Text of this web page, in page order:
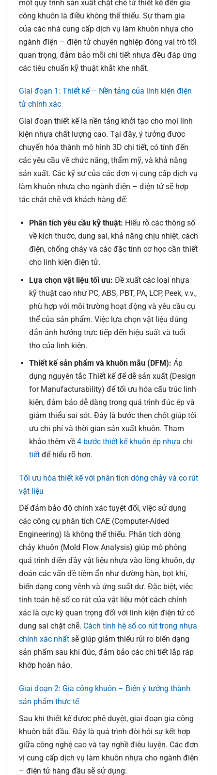
một quy trình sản xuất chặt chẽ từ thiết kế đến gia
công khuôn là điều không thể thiếu. Sự tham gia
của các nhà cung cấp dịch vụ làm khuôn nhựa cho
ngành điện – điện tử chuyên nghiệp đóng vai trò tối
quan trọng, đảm bảo mỗi chi tiết nhựa đều đáp ứng
các tiêu chuẩn kỹ thuật khắt khe nhất.
Giai đoạn 1: Thiết kế – Nền tảng của linh kiện điện
tử chính xác
Giai đoạn thiết kế là nền tảng khởi tạo cho mọi linh
kiện nhựa chất lượng cao. Tại đây, ý tưởng được
chuyển hóa thành mô hình 3D chi tiết, có tính đến
các yêu cầu về chức năng, thẩm mỹ, và khả năng
sản xuất. Các kỹ sư của các đơn vị cung cấp dịch vụ
làm khuôn nhựa cho ngành điện – điện tử sẽ hợp
tác chặt chẽ với khách hàng để:
Phân tích yêu cầu kỹ thuật: Hiểu rõ các thông số
về kích thước, dung sai, khả năng chịu nhiệt, cách
điện, chống cháy và các đặc tính cơ học cần thiết
cho linh kiện điện tử.
Lựa chọn vật liệu tối ưu: Đề xuất các loại nhựa
kỹ thuật cao như PC, ABS, PBT, PA, LCP, Peek, v.v.,
phù hợp với môi trường hoạt động và yêu cầu cụ
thể của sản phẩm. Việc lựa chọn vật liệu đúng
đắn ảnh hưởng trực tiếp đến hiệu suất và tuổi
thọ của linh kiện.
Thiết kế sản phẩm và khuôn mẫu (DFM): Áp
dụng nguyên tắc Thiết kế để dễ sản xuất (Design
for Manufacturability) để tối ưu hóa cấu trúc linh
kiện, đảm bảo dễ dàng trong quá trình đúc ép và
giảm thiểu sai sót. Đây là bước then chốt giúp tối
ưu chi phí và thời gian sản xuất khuôn. Tham
khảo thêm về 4 bước thiết kế khuôn ép nhựa chi
tiếtđể hiểu rõ hơn.
Tối ưu hóa thiết kế với phân tích dòng chảy và co rút
vật liệu
Để đảm bảo độ chính xác tuyệt đối, việc sử dụng
các công cụ phân tích CAE (Computer-Aided
Engineering) là không thể thiếu. Phân tích dòng
chảy khuôn (Mold Flow Analysis) giúp mô phỏng
quá trình điền đầy vật liệu nhựa vào lòng khuôn, dự
đoán các vấn đề tiềm ẩn như đường hàn, bọt khí,
biến dạng cong vênh và ứng suất dư. Đặc biệt, việc
tính toán hệ số co rút của vật liệu một cách chính
xác là cực kỳ quan trọng đối với linh kiện điện tử có
dung sai chặt chẽ. Cách tính hệ số co rút trong nhựa
chính xác nhất sẽ giúp giảm thiểu rủi ro biến dạng
sản phẩm sau khi đúc, đảm bảo các chi tiết lắp ráp
khớp hoàn hảo.
Giai đoạn 2: Gia công khuôn – Biến ý tưởng thành
sản phẩm thực tế
Sau khi thiết kế được phê duyệt, giai đoạn gia công
khuôn bắt đầu. Đây là quá trình đòi hỏi sự kết hợp
giữa công nghệ cao và tay nghề điêu luyện. Các đơn
vị cung cấp dịch vụ làm khuôn nhựa cho ngành điện
– điện tử hàng đầu sẽ sử dụng: